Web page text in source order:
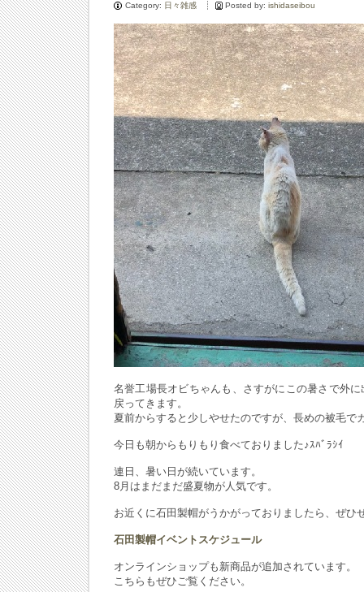
Category: 日々雑感 Posted by: ishidaseibou
名誉工場長オビちゃんも、さすがにこの暑さで外
戻ってきます。
夏前からすると少しやせたのですが、長めの被毛で
今日も朝からもりもり食べておりました♪ｽﾊﾞﾗｼｲ
連日、暑い日が続いています。
8月はまだまだ盛夏物が人気です。
お近くに石田製帽がうかがっておりましたら、ぜひ
石田製帽イベントスケジュール
オンラインショップも新商品が追加されています。
こちらもぜひご覧ください。